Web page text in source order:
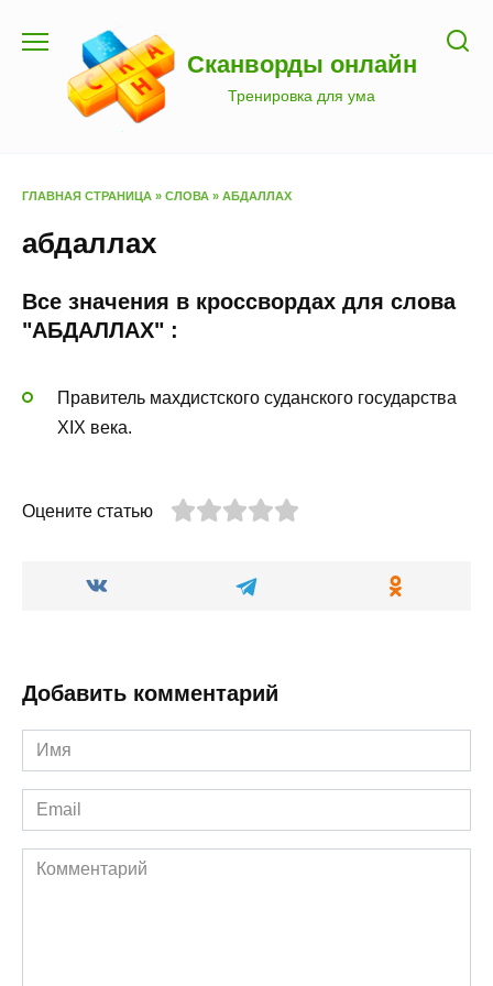
содержанию
Сканворды онлайн
Тренировка для ума
ГЛАВНАЯ СТРАНИЦА » СЛОВА » АБДАЛЛАХ
абдаллах
Все значения в кроссвордах для слова
"АБДАЛЛАХ" :
Правитель махдистского суданского государства
XIX века.
Оцените статью
Добавить комментарий
Имя
*
Email
*
Комментарий